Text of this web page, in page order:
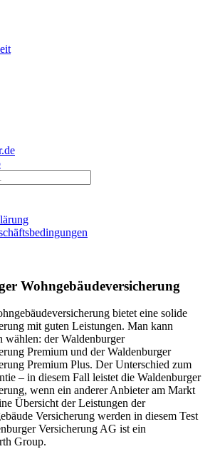
Wohngebäudeversicherung
bietet eine solide
mit guten Leistungen. Man kann
wählen: der Waldenburger
Premium und der Waldenburger
Premium Plus. Der Unterschied zum
– in diesem Fall leistet die Waldenburger
wenn ein anderer Anbieter am Markt
Übersicht der Leistungen der
Versicherung werden in diesem Test
Versicherung AG ist ein
Group.